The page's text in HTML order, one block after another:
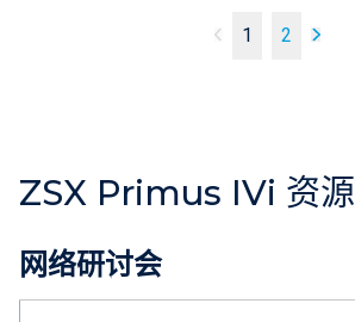
1 2
ZSX Primus IVi 资源
网络研讨会